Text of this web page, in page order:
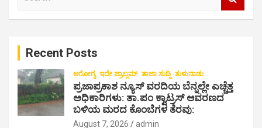
Recent Posts
ಆರೋಗ್ಯ ಇದೇ ಪ್ರಾಬ್ಲಮ್ ತಾಜಾ ಸುದ್ದಿ ತುಳುನಾಡು
ಪ್ರಜಾಪ್ರಕಾಶ ನ್ಯೂಸ್ ವರದಿಯ ಬೆನ್ನಲ್ಲೇ ಎಚ್ಚೆತ್ತ
ಅಧಿಕಾರಿಗಳು: ತಾ.ಪಂ ಕ್ವಾಟ್ರಸ್ ಆವರಣದ
ಬಳಿಯ ಮರದ ಕೊಂಬೆಗಳ ತೆರವು:
August 7, 2026 admin